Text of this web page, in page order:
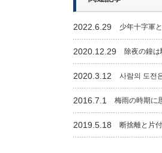
2022.6.29 少年十字軍
2020.12.29 除夜の鐘は
2020.3.12 사람의 도전
2016.7.1 梅雨の時期に
2019.5.18 断捨離と片